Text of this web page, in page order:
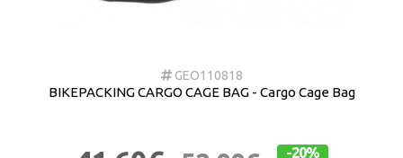
GEO110818
BIKEPACKING CARGO CAGE BAG - Cargo Cage Bag
-20%